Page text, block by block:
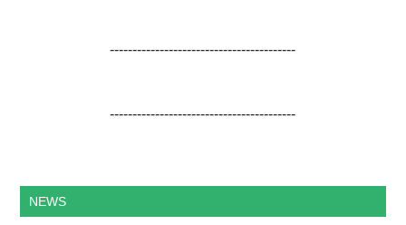
-----------------------------------------
-----------------------------------------
NEWS